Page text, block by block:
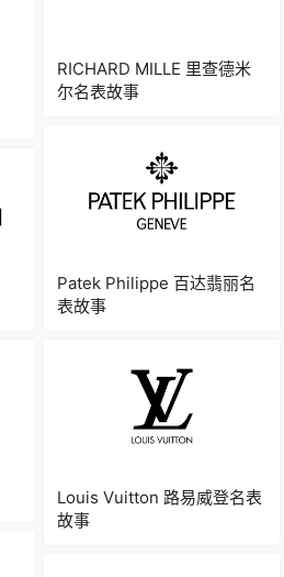
RICHARD MILLE 里查德米
尔名表故事
Patek Philippe 百达翡丽名
表故事
Louis Vuitton 路易威登名表
故事